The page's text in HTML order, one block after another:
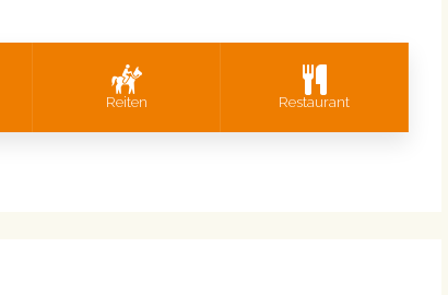
Reiten Restaurant